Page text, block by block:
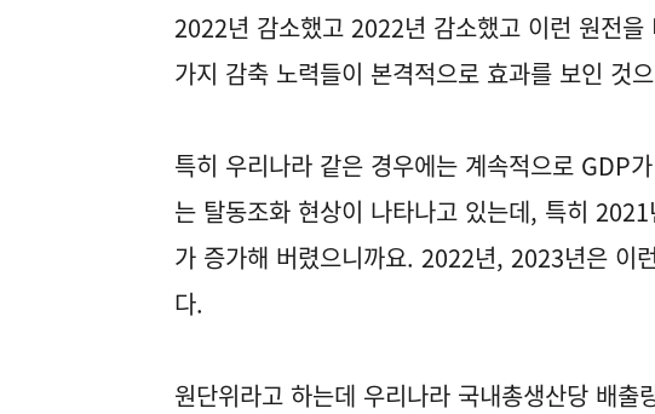
2022년 감소했고 2022년 감소했고 이런 원전을
가지 감축 노력들이 본격적으로 효과를 보인 것
특히 우리나라 같은 경우에는 계속적으로 GDP
는 탈동조화 현상이 나타나고 있는데, 특히
가 증가해 버렸으니까요. 2022년, 2023년은 이
다.
원단위라고 하는데 우리나라 국내총생산당 배